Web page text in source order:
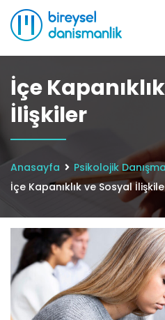
İçe
İlişkiler
Anasayfa
Psikolojik
İçe Kapanıklık ve Sosyal